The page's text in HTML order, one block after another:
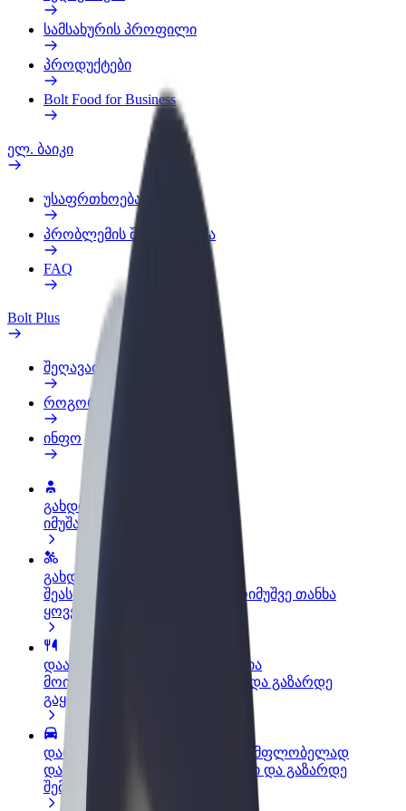
სამსახურის პროფილი
პროდუქტები
Bolt Food for Business
ელ. ბაიკი
უსაფრთხოება
პრობლემის შეტყობინება
FAQ
Bolt Plus
შეღავათები
როგორ გავხდე გამომწერი
ინფო
გახდი პარტნიორი მძღოლი
იმუშავე საკუთარი გრაფიკით
გახდი კურიერი
შეასრულე შეკვეთები და გამოიმუშვე თანხა
ყოველკვირეულად
დაამატე რესტორანი ან მაღაზია
მოიზიდე მეტი მომხმარებელი და გაზარდე
გაყიდვები
დარეგისტრირდი ავტოპარკის მფლობელად
დაამატე შენი ავტოპარკი Bolt-ში და გაზარდე
შემოსავალი